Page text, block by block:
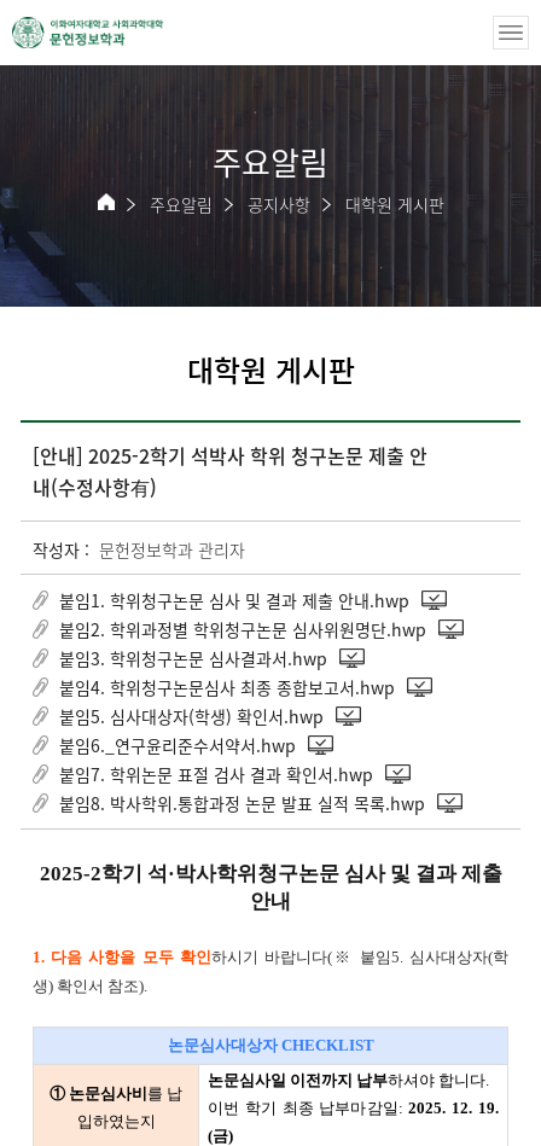
주요알림
주요알림 공지사항 대학원 게시판
대학원 게시판
[안내] 2025-2학기 석박사 학위 청구논문 제출 안
내(수정사항有)
작성자 : 문헌정보학과 관리자
붙임1. 학위청구논문 심사 및 결과 제출 안내.hwp
붙임2. 학위과정별 학위청구논문 심사위원명단.hwp
붙임3. 학위청구논문 심사결과서.hwp
붙임4. 학위청구논문심사 최종 종합보고서.hwp
붙임5. 심사대상자(학생) 확인서.hwp
붙임6._연구윤리준수서약서.hwp
붙임7. 학위논문 표절 검사 결과 확인서.hwp
붙임8. 박사학위.통합과정 논문 발표 실적 목록.hwp
2025-2학기 석·박사학위청구논문 심사 및 결과 제출
안내
1. 다음 사항을 모두 확인하시기 바랍니다(※ 붙임5. 심사대상자(학
생) 확인서 참조).
논문심사대상자 CHECKLIST
① 논문심사비를 납
입하였는지
논문심사일 이전까지 납부하셔야 합니다.
이번 학기 최종 납부마감일:2025. 12. 19.
(금)